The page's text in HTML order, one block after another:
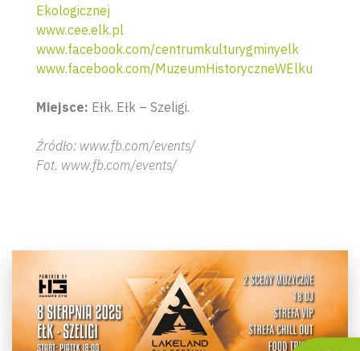
Ekologicznej
www.cee.elk.pl
www.facebook.com/centrumkulturygminyelk
www.facebook.com/MuzeumHistoryczneWElku
Miejsce: Ełk. Ełk – Szeligi.
Źródło: www.fb.com/events/
Fot. www.fb.com/events/